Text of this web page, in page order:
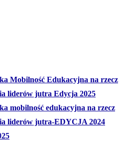
Mobilność Edukacyjna na rzecz
liderów jutra Edycja 2025
mobilność edukacyjna na rzecz
liderów jutra-EDYCJA 2024